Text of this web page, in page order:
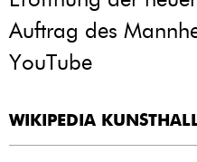
Auftrag des
YouTube
WIKIPEDIA